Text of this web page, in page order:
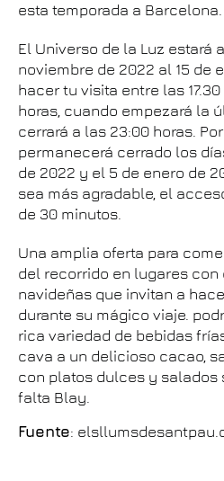
esta temporada a Barcelona.
El Universo de la Luz estará
noviembre de 2022 al 15 de
hacer tu visita entre las
horas, cuando empezará la
cerrará a las 23:00 horas.
permanecerá cerrado los
de 2022 y el 5 de enero de
sea más agradable, el
de 30 minutos.
Una amplia oferta para
del recorrido en lugares
navideñas que invitan a
durante su mágico viaje.
rica variedad de bebidas
cava a un delicioso cacao,
con platos dulces y salados
falta Blay.
Fuente: